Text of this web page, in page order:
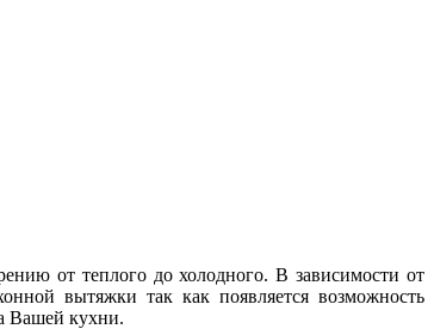
от теплого до холодного. В зависимости от
вытяжки так как появляется возможность
Вашей кухни.